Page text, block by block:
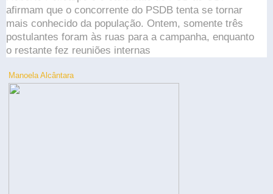
afirmam que o concorrente do PSDB tenta se tornar
mais conhecido da população. Ontem, somente três
postulantes foram às ruas para a campanha, enquanto
o restante fez reuniões internas
Manoela Alcântara